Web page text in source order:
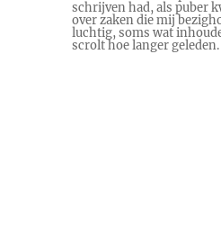
schrijven had, als puber
over zaken die mij
luchtig, soms wat
scrolt hoe langer